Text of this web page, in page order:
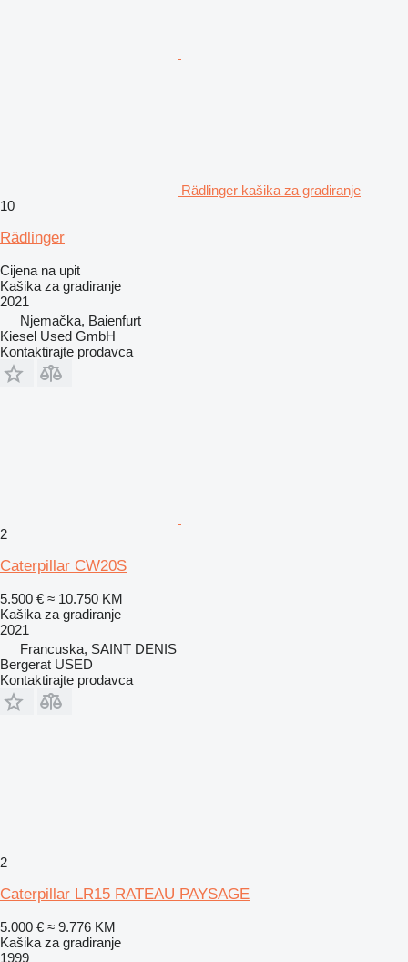
Rädlinger kašika za gradiranje
10
Rädlinger
Cijena na upit
Kašika za gradiranje
2021
Njemačka, Baienfurt
Kiesel Used GmbH
Kontaktirajte prodavca
2
Caterpillar CW20S
5.500 € ≈ 10.750 KM
Kašika za gradiranje
2021
Francuska, SAINT DENIS
Bergerat USED
Kontaktirajte prodavca
2
Caterpillar LR15 RATEAU PAYSAGE
5.000 € ≈ 9.776 KM
Kašika za gradiranje
1999